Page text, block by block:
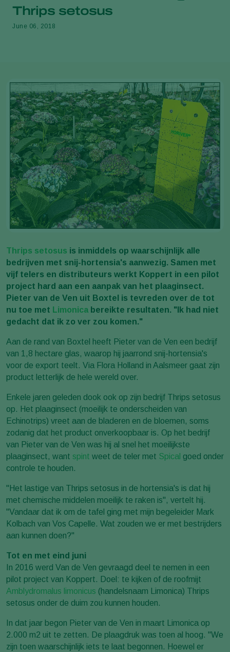
Thrips setosus
June 06, 2018
Thrips setosus is inmiddels op waarschijnlijk alle
bedrijven met snij-hortensia's aanwezig. Samen met
vijf telers en distributeurs werkt Koppert in een pilot
project hard aan een aanpak van het plaaginsect.
Pieter van de Ven uit Boxtel is tevreden over de tot
nu toe met Limonica bereikte resultaten. "Ik had niet
gedacht dat ik zo ver zou komen."
Aan de rand van Boxtel heeft Pieter van de Ven een bedrijf
van 1,8 hectare glas, waarop hij jaarrond snij-hortensia's
voor de export teelt. Via Flora Holland in Aalsmeer gaat zijn
product letterlijk de hele wereld over.
Enkele jaren geleden dook ook op zijn bedrijf Thrips setosus
op. Het plaaginsect (moeilijk te onderscheiden van
Echinotrips) vreet aan de bladeren en de bloemen, soms
zodanig dat het product onverkoopbaar is. Op het bedrijf
van Pieter van de Ven was hij al snel het moeilijkste
plaaginsect, want spint weet de teler met Spical goed onder
controle te houden.
"Het lastige van Thrips setosus in de hortensia's is dat hij
met chemische middelen moeilijk te raken is", vertelt hij.
"Vandaar dat ik om de tafel ging met mijn begeleider Mark
Kolbach van Vos Capelle. Wat zouden we er met bestrijders
aan kunnen doen?"
Tot en met eind juni
In 2016 werd Van de Ven gevraagd deel te nemen in een
pilot project van Koppert. Doel: te kijken of de roofmijt
Amblydromalus limonicus (handelsnaam Limonica) Thrips
setosus onder de duim zou kunnen houden.
In dat jaar begon Pieter van de Ven in maart Limonica op
2.000 m2 uit te zetten. De plaagdruk was toen al hoog. "We
zijn toen waarschijnlijk iets te laat begonnen. Hoewel er